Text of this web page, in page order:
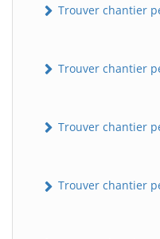
Trouver chantier
Trouver chantier
Trouver chantier
Trouver chantier